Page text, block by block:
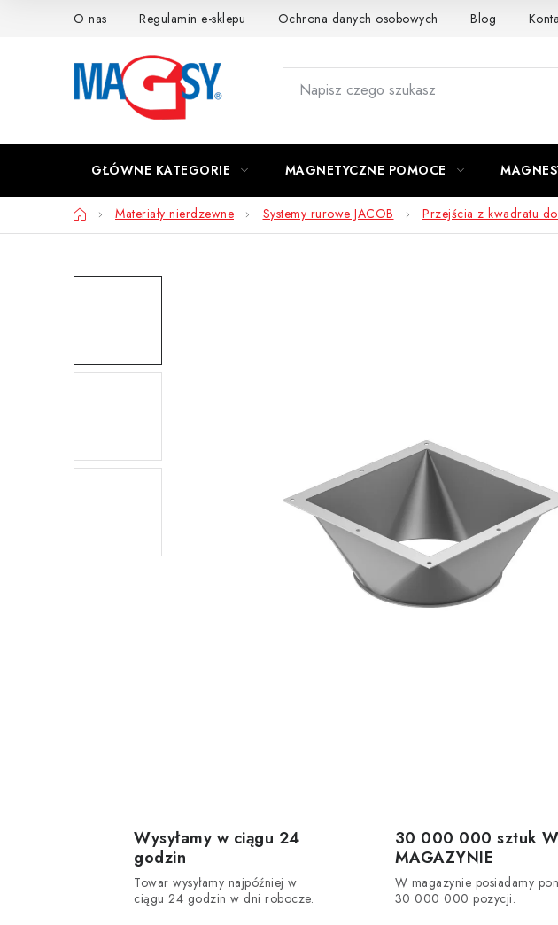
O nas Regulamin e-sklepu Ochrona danych osobowych Blog
GŁÓWNE KATEGORIE MAGNETYCZNE POMOCE
HomeMateriały nierdzewne Systemy rurowe JACOB Przejścia z kwadratu do
Wysyłamy w ciągu 24
godzin
Towar wysyłamy najpóźniej w
ciągu 24 godzin w dni robocze.
30 000 000 sztuk W
MAGAZYNIE
W magazynie posiadamy
30 000 000 pozycji.